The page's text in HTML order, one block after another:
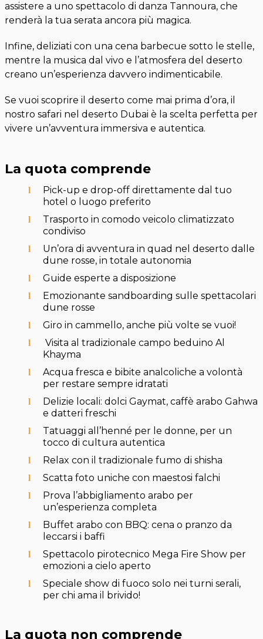
assistere a uno spettacolo di danza Tannoura, che
renderà la tua serata ancora più magica.
Infine, deliziati con una cena barbecue sotto le stelle,
mentre la musica dal vivo e l’atmosfera del deserto
creano un’esperienza davvero indimenticabile.
Se vuoi scoprire il deserto come mai prima d’ora, il
nostro safari nel deserto Dubai è la scelta perfetta per
vivere un’avventura immersiva e autentica.
La quota comprende
Pick-up e drop-off direttamente dal tuo
hotel o luogo preferito
Trasporto in comodo veicolo climatizzato
condiviso
Un’ora di avventura in quad nel deserto dalle
dune rosse, in totale autonomia
Guide esperte a disposizione
Emozionante sandboarding sulle spettacolari
dune rosse
Giro in cammello, anche più volte se vuoi!
Visita al tradizionale campo beduino Al
Khayma
Acqua fresca e bibite analcoliche a volontà
per restare sempre idratati
Delizie locali: dolci Gaymat, caffè arabo Gahwa
e datteri freschi
Tatuaggi all’henné per le donne, per un
tocco di cultura autentica
Relax con il tradizionale fumo di shisha
Scatta foto uniche con maestosi falchi
Prova l’abbigliamento arabo per
un’esperienza completa
Buffet arabo con BBQ: cena o pranzo da
leccarsi i baffi
Spettacolo pirotecnico Mega Fire Show per
emozioni a cielo aperto
Speciale show di fuoco solo nei turni serali,
per chi ama il brivido!
La quota non comprende